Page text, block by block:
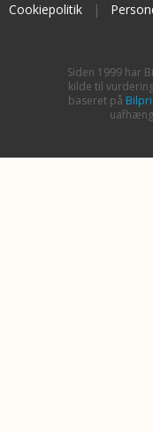
Cookiepolitik |
Siden 1999 har
kilde til
baseret på